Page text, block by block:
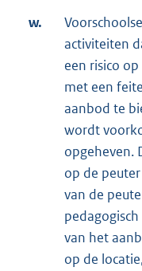
w.
activiteiten
een risico
met een
aanbod te
wordt
opgeheven.
op de
van de
van het
op de